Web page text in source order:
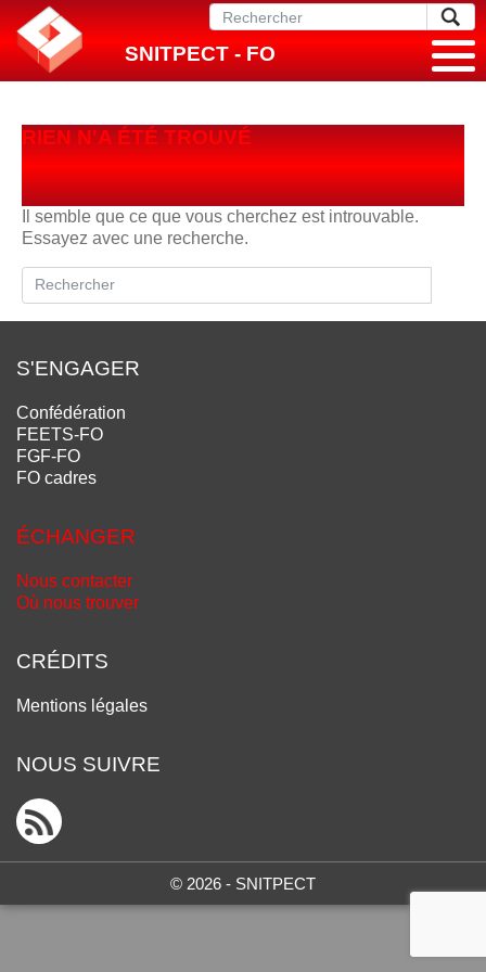
SNITPECT - FO
RIEN N'A ÉTÉ TROUVÉ
Il semble que ce que vous cherchez est introuvable.
Essayez avec une recherche.
S'ENGAGER
Confédération
FEETS-FO
FGF-FO
FO cadres
ÉCHANGER
Nous contacter
Où nous trouver
CRÉDITS
Mentions légales
NOUS SUIVRE
© 2026 - SNITPECT